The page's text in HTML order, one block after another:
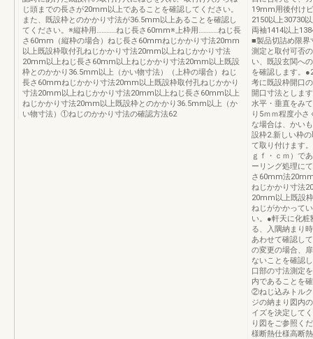
じ頭までの長さが20mm以上であることを確認してください。
また、既設枠とのかかり寸法が36.5mm以上あることを確認し
てください。※縦枠用…………ねじ長さ60mm※上枠用…………ねじ長
さ60mm（縦枠の場合）ねじ長さ60mmねじかかり寸法20mm
以上既設枠取付孔ねじかかり寸法20mm以上ねじかかり寸法
20mm以上ねじ長さ60mm以上ねじかかり寸法20mm以上既設
枠とのかかり36.5mm以上（かい物寸法）（上枠の場合）ねじ
長さ60mmねじかかり寸法20mm以上既設枠取付孔ねじかかり
寸法20mm以上ねじかかり寸法20mm以上ねじ長さ60mm以上
ねじかかり寸法20mm以上既設枠とのかかり36.5mm以上（か
い物寸法）①ねじのかかり寸法の確認方法62
19mm用後付け
2150以上30730
両袖1414以上
■製品切詰め限界
測定と取付可否
い、既設玄関へ
を確認します。
考に既設枠開口
開口寸法としま
水平・垂直をみ
り5ｍｍ程度小
な場合は、かい
設枠2.新しい枠
て取り付けます
ｇｆ・ｃｍ）で
ーリング処理に
さ60mm法
ねじかかり寸法
20mm以上既設
ねじがかかって
い。●軒天に化粧
る、入隅納まり
あわせて確認し
の変更の場合、
ないことを確認
口部の寸法測定
内であることを
②ねじ込みトル
ジの納まり図内
イズを決定して
り図をご参照く
様断熱仕様高断